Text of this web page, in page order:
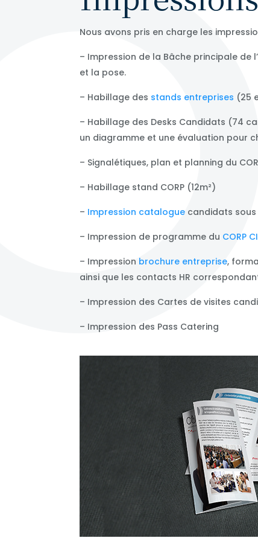
Nous avons pris en charge les
– Impression de la Bâche principale de
et la pose.
– Habillage des stands entreprises (25
– Habillage des Desks Candidats (74
un diagramme et une évaluation pour
– Signalétiques, plan et planning du
– Habillage stand CORP (12m²)
– Impression catalogue candidats
– Impression de programme du CORP
– Impression brochure entreprise,
ainsi que les contacts HR
– Impression des Cartes de visites
– Impression des Pass Catering